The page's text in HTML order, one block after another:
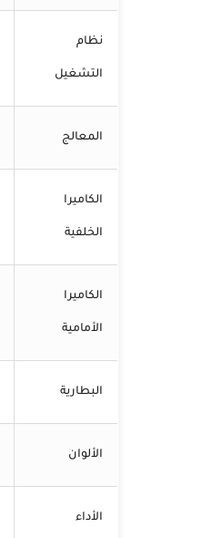
نظام
التشغيل
المعالج
الكاميرا
الخلفية
الكاميرا
الأمامية
البطارية
الألوان
الأداء